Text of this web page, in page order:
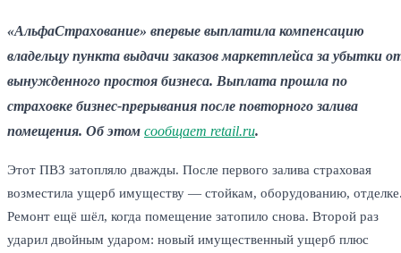
«АльфаСтрахование» впервые выплатила компенсацию
владельцу пункта выдачи заказов маркетплейса за убытки
вынужденного простоя бизнеса. Выплата прошла по
страховке бизнес-прерывания после повторного залива
помещения. Об этом сообщает retail.ru.
Этот ПВЗ затопляло дважды. После первого залива страховая
возместила ущерб имуществу — стойкам, оборудованию,
Ремонт ещё шёл, когда помещение затопило снова. Второй раз
ударил двойным ударом: новый имущественный ущерб плюс